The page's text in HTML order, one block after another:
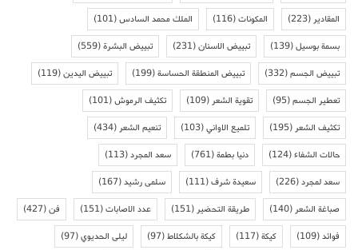
المقادير(223) المكونات(116) الملك محمد السادس(101)
بسمة بوسيل(139) تبييض الاسنان(231) تبييض البشرة(559)
تبييض الجسم(332) تبييض المنطقة الحساسة(199) تبييض اليدين(119)
تعطير الجسم(95) تقوية الشعر(109) تكثيف الرموش(101)
تكثيف الشعر(195) تلميع الاواني(103) تنعيم الشعر(434)
حالات الشفاء(124) دنيا بطمة(761) سعد المجرد(113)
سعد لمجرد(226) سعيدة شرف(111) سلمى رشيد(167)
صباغة الشعر(140) طريقة التحضير(151) عدد الاصابات(151) فن(427)
فوائد(109) كيكة(117) كيكة بالشكلاط(97) ليلى الحديوي(97)